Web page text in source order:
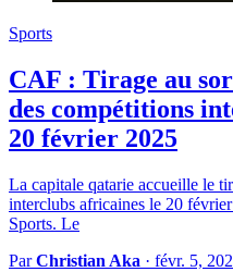
Sports
CAF : Tirage au
des compétitions
20 février 2025
La capitale qatarie accueille le
interclubs africaines le 20
Sports. Le
ParChristian Aka · févr. 5,